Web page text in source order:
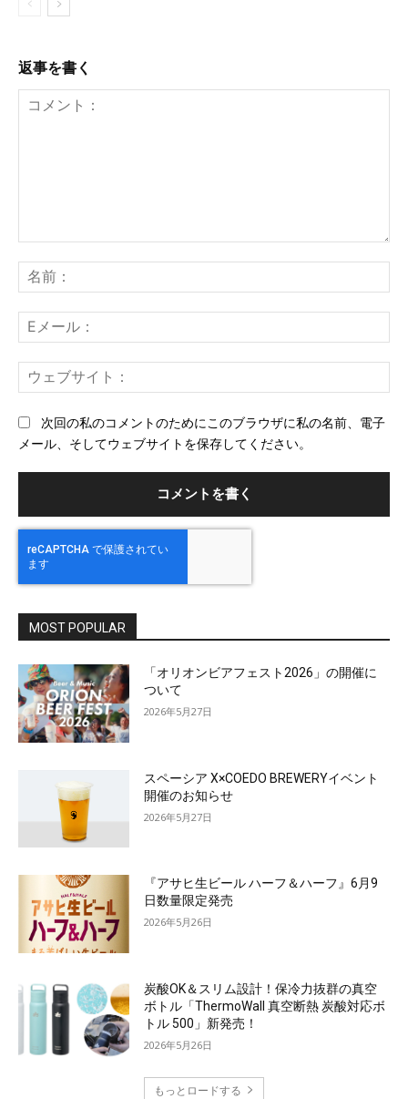
返事を書く
ン
ト：
前
メ
ー
ェ
次回の私のコメントのためにこのブラウザに私の名前、電子
メール、そしてウェブサイトを保存してください。
MOST POPULAR
「オリオンビアフェスト2026」の開催に
ついて
2026年5月27日
スペーシア X×COEDO BREWERYイベント
開催のお知らせ
2026年5月27日
『アサヒ生ビール ハーフ＆ハーフ』6月9
日数量限定発売
2026年5月26日
炭酸OK＆スリム設計！保冷力抜群の真空
ボトル「ThermoWall 真空断熱 炭酸対応ボ
トル 500」新発売！
2026年5月26日
もっとロードする